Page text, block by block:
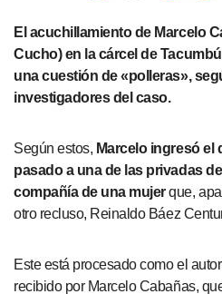
El acuchillamiento de Marcelo Cabañas (hermano de
Cucho) en la cárcel de
una cuestión de «polleras»,
investigadores del caso.
Según estos, Marcelo ingresó el
pasado a una de las privadas
compañía de una mujerque,
otro recluso, Reinaldo Báez
Este está procesado como el
recibido por Marcelo Cabañas,